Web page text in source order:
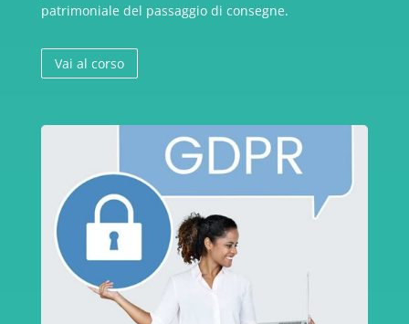
patrimoniale del passaggio di consegne.
Vai al corso